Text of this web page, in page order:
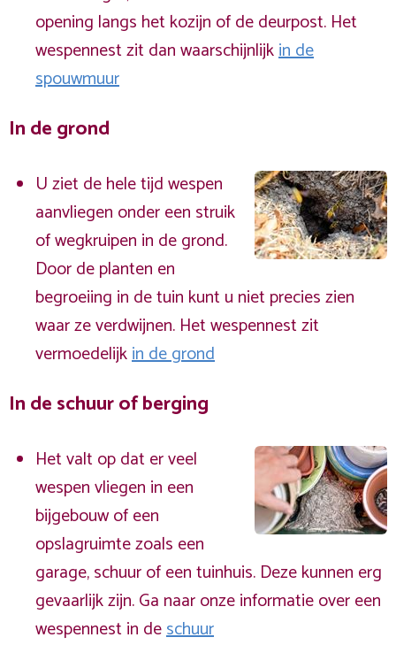
opening langs het kozijn of de deurpost. Het
wespennest zit dan waarschijnlijkin de
spouwmuur
In de grond
U ziet de hele tijd wespen
aanvliegen onder een struik
of wegkruipen in de grond.
Door de planten en
begroeiing in de tuin kunt u niet precies zien
waar ze verdwijnen. Het wespennest zit
vermoedelijkin de grond
In de schuur of berging
Het valt op dat er veel
wespen vliegen in een
bijgebouw of een
opslagruimte zoals een
garage, schuur of een tuinhuis. Deze kunnen erg
gevaarlijk zijn. Ga naar onze informatie over een
wespennest in deschuur